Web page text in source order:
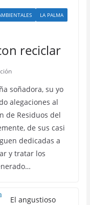
LA PALMA
reciclar
soñadora, su yo
alegaciones al
de Residuos del
de sus casi
dedicadas a
y tratar los
El angustioso